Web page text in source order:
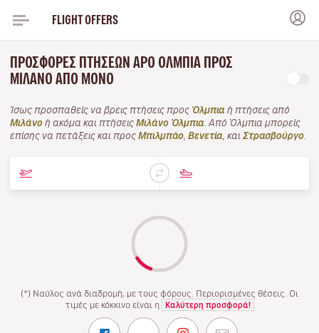
FLIGHT OFFERS
ΠΡΟΣΦΟΡΈΣ ΠΤΉΣΕΩΝ APO ΌΛΜΠΙΑ ΠΡΟΣ
ΜΙΛΆΝΟ ΑΠΌ ΜΌΝΟ
Ίσως προσπαθείς να βρεις πτήσεις προς Όλμπια ή πτήσεις από
Μιλάνο ή ακόμα και πτήσεις Μιλάνο Όλμπια . Από Όλμπια μπορείς
επίσης να πετάξεις και προς Μπιλμπάο Βενετία , και Στρασβούργο
(*) Ναύλος ανά διαδρομή, με τους φόρους. Περιορισμένες θέσεις. Οι
τιμές με κόκκινο είναι η
Καλύτερη προσφορά!